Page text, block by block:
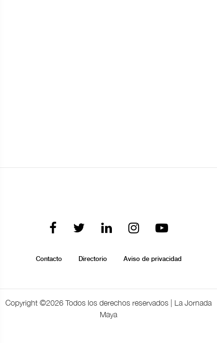
Contacto Directorio Aviso de privacidad
Copyright ©2026 Todos los derechos reservados | La Jornada
Maya